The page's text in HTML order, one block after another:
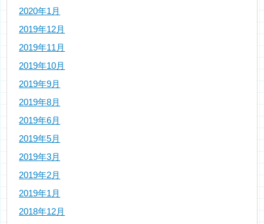
2020年1月
2019年12月
2019年11月
2019年10月
2019年9月
2019年8月
2019年6月
2019年5月
2019年3月
2019年2月
2019年1月
2018年12月